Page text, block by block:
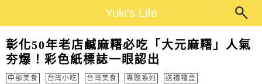
Yuki's Life
彰化50年老店鹹麻糬必吃「大元麻糬」人氣
夯爆！彩色紙標誌一眼認出
中部美食 台灣小吃 台灣美食 專題系列 送禮禮盒